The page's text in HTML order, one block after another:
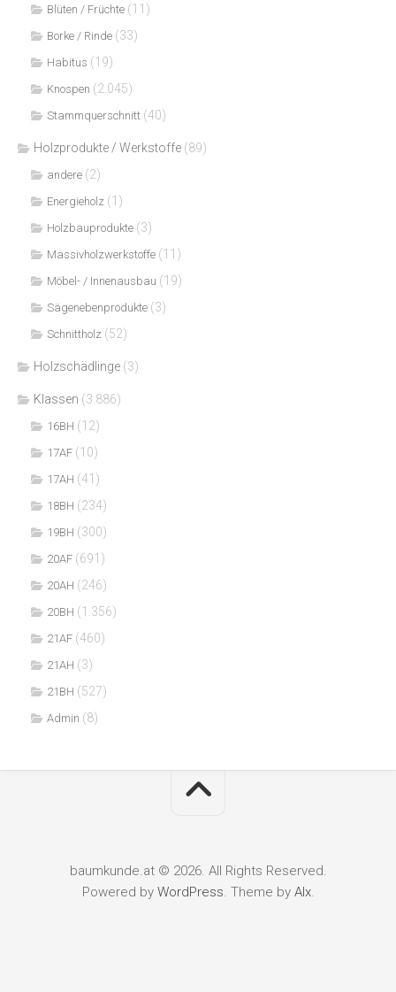
Blüten / Früchte (11)
Borke / Rinde (33)
Habitus (19)
Knospen (2.045)
Stammquerschnitt (40)
Holzprodukte / Werkstoffe (89)
andere (2)
Energieholz (1)
Holzbauprodukte (3)
Massivholzwerkstoffe (11)
Möbel- / Innenausbau (19)
Sägenebenprodukte (3)
Schnittholz (52)
Holzschädlinge (3)
Klassen (3.886)
16BH (12)
17AF (10)
17AH (41)
18BH (234)
19BH (300)
20AF (691)
20AH (246)
20BH (1.356)
21AF (460)
21AH (3)
21BH (527)
Admin (8)
baumkunde.at © 2026. All Rights Reserved.
Powered by WordPress. Theme by Alx.